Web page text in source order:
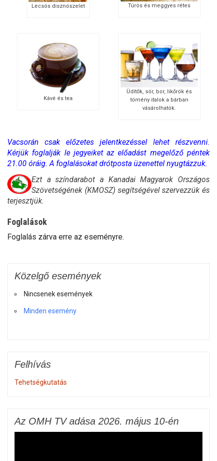
Lecsós disznószelet Túrós és meggyes rétes
Kávé és tea
Üdítők, sör, bor, likőrök és
tömény italok a bárban
vásárolhatók.
Vacsorán csak előzetes jelentkezéssel lehet részvenni.
Kérjük foglalják le jegyeiket az előadást megelőző péntek
21.00 óráig. A foglalásokat drótposta üzenettel nyugtázzuk.
Ezt a színdarabot a Kanadai Magyarok Országos
Szövetségének (KMOSZ) segítségével szervezzük és
terjesztjük.
Foglalások
Foglalás zárva erre az eseményre.
Közelgő események
Nincsenek események
Minden esemény
Felhívás
Tehetségkutatás
Az OMH TV adása 2026. május 10-én